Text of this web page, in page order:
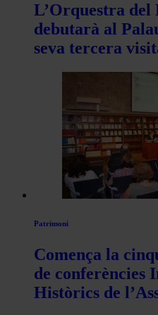
L’Orquestra del
debutarà al
seva tercera
Patrimoni
Comença la
de conferències
Històrics de